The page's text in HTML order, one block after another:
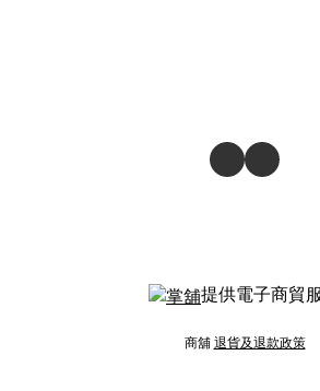
提供電子商貿
商舖 退貨及退款政策